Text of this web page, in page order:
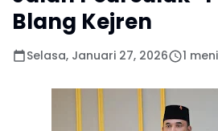
Blang Kejren
Selasa, Januari 27, 2026 1